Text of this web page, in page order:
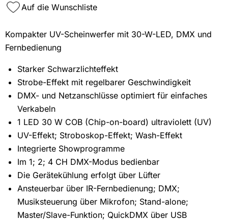
Auf die Wunschliste
Kompakter UV-Scheinwerfer mit 30-W-LED, DMX und
Fernbedienung
Starker Schwarzlichteffekt
Strobe-Effekt mit regelbarer Geschwindigkeit
DMX- und Netzanschlüsse optimiert für einfaches
Verkabeln
1 LED 30 W COB (Chip-on-board) ultraviolett (UV)
UV-Effekt; Stroboskop-Effekt; Wash-Effekt
Integrierte Showprogramme
Im 1; 2; 4 CH DMX-Modus bedienbar
Die Gerätekühlung erfolgt über Lüfter
Ansteuerbar über IR-Fernbedienung; DMX;
Musiksteuerung über Mikrofon; Stand-alone;
Master/Slave-Funktion; QuickDMX über USB